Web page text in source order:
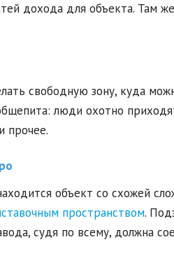
дохода для объекта. Там
свободную зону, куда
люди охотно
прочее.
объект со схожей
пространством.
судя по всему, должна